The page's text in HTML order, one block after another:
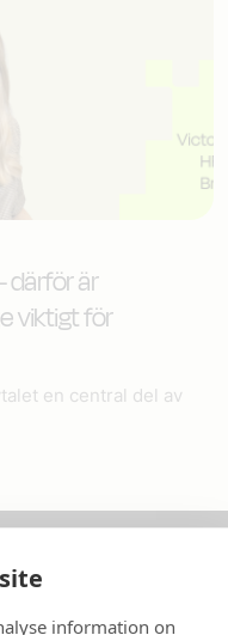
därför är
viktigt för
en central del av
information on